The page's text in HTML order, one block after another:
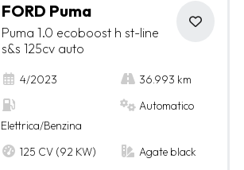
FORD Puma
Puma 1.0 ecoboost h st-line
s&s 125cv auto
4/2023 36.993 km
Elettrica/Benzina
Automatico
125 CV (92 KW) Agate black